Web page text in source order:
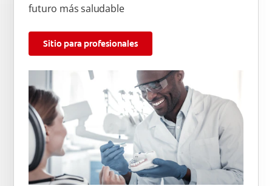
futuro más saludable
Sitio para profesionales